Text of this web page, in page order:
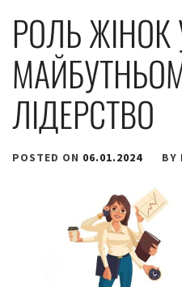
РОЛЬ ЖІНОК
ЛІДЕРСТВО
POSTED ON 06.01.2024 BY